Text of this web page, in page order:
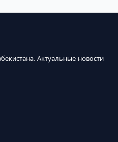
Актуальные новости